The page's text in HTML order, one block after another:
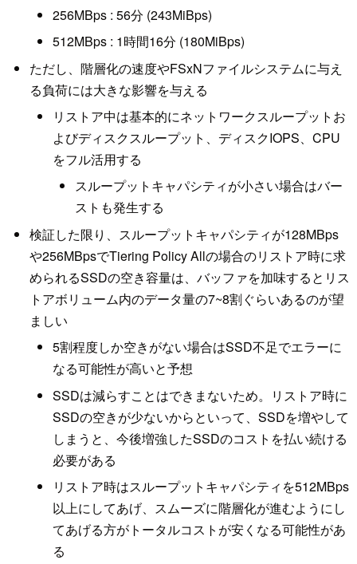
256MBps : 56分 (243MiBps)
512MBps : 1時間16分 (180MiBps)
ただし、階層化の速度やFSxNファイルシステムに与え
る負荷には大きな影響を与える
リストア中は基本的にネットワークスループットお
よびディスクスループット、ディスクIOPS、CPU
をフル活用する
スループットキャパシティが小さい場合はバー
ストも発生する
検証した限り、スループットキャパシティが128MBps
や256MBpsでTiering Policy Allの場合のリストア時に求
められるSSDの空き容量は、バッファを加味するとリス
トアボリューム内のデータ量の7~8割ぐらいあるのが望
ましい
5割程度しか空きがない場合はSSD不足でエラーに
なる可能性が高いと予想
SSDは減らすことはできまないため。リストア時に
SSDの空きが少ないからといって、SSDを増やして
しまうと、今後増強したSSDのコストを払い続ける
必要がある
リストア時はスループットキャパシティを512MBps
以上にしてあげ、スムーズに階層化が進むようにし
てあげる方がトータルコストが安くなる可能性があ
る